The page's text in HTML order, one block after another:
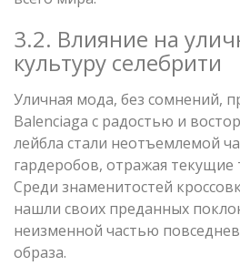
3.2. Влияние на
культуру селебрити
Уличная мода, без сомнений,
Balenciaga с радостью и
лейбла стали неотъемлемой
гардеробов, отражая текущие
Среди знаменитостей
нашли своих преданных
неизменной частью
образа.